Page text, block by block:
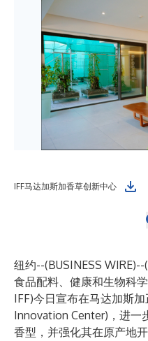
IFF马达加斯加香草创新中心
纽约--(BUSINESS WIRE)--
食品配料、健康和生物科
IFF)今日宣布在马达加斯
Innovation Center)，进一
香型，并强化其在原产地开